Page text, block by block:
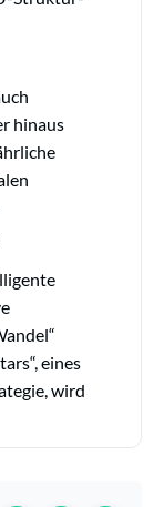
hinaus
eines
wird